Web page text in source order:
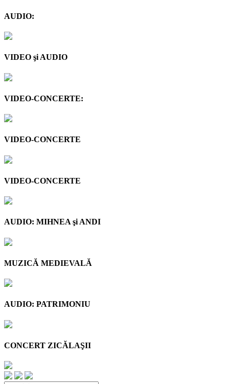
AUDIO:
VIDEO şi AUDIO
VIDEO-CONCERTE:
VIDEO-CONCERTE
VIDEO-CONCERTE
AUDIO: MIHNEA şi ANDI
MUZICĂ MEDIEVALĂ
AUDIO: PATRIMONIU
CONCERT ZICĂLAŞII